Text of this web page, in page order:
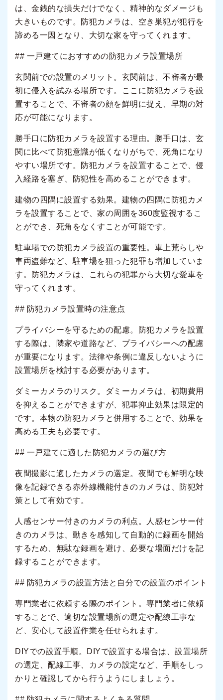
は、金銭的な損失だけでなく、精神的なダメージも
大きいものです。防犯カメラは、空き巣犯が犯行を
諦める一因となり、大切な家を守ってくれます。
## 一戸建てにおすすめの防犯カメラ設置場所
玄関前での設置のメリット。玄関前は、不審者が最
初に侵入を試みる場所です。ここに防犯カメラを設
置することで、不審者の顔を鮮明に捉え、早期の対
応が可能になります。
勝手口に防犯カメラを設置する理由。勝手口は、玄
関に比べて防犯意識が低くなりがちで、死角になり
やすい場所です。防犯カメラを設置することで、侵
入経路を塞ぎ、防犯性を高めることができます。
建物の四隅に設置する効果。建物の四隅に防犯カメ
ラを設置することで、家の周囲を360度監視するこ
とができ、死角をなくすことが可能です。
駐車場での防犯カメラ設置の重要性。車上荒らしや
車両盗難など、駐車場を狙った犯罪も増加していま
す。防犯カメラは、これらの犯罪から大切な愛車を
守ってくれます。
## 防犯カメラ設置時の注意点
プライバシーを守るための配慮。防犯カメラを設置
する際は、隣家や道路など、プライバシーへの配慮
が重要になります。法律や条例に違反しないように
設置場所を検討する必要があります。
ダミーカメラのリスク。ダミーカメラは、初期費用
を抑えることができますが、犯罪抑止効果は限定的
です。本物の防犯カメラと併用することで、効果を
高める工夫も必要です。
## 一戸建てに適した防犯カメラの選び方
夜間撮影に適したカメラの選定。夜間でも鮮明な映
像を記録できる赤外線機能付きのカメラは、防犯対
策として有効です。
人感センサー付きのカメラの利点。人感センサー付
きのカメラは、動きを感知して自動的に録画を開始
するため、無駄な録画を避け、必要な場面だけを記
録することができます。
## 防犯カメラの設置方法と自分での設置のポイント
専門業者に依頼する際のポイント。専門業者に依頼
することで、適切な設置場所の選定や配線工事な
ど、安心して設置作業を任せられます。
DIYでの設置手順。DIYで設置する場合は、設置場所
の選定、配線工事、カメラの設定など、手順をしっ
かりと確認してから行うようにしましょう。